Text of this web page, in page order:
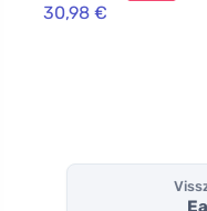
30,98 €